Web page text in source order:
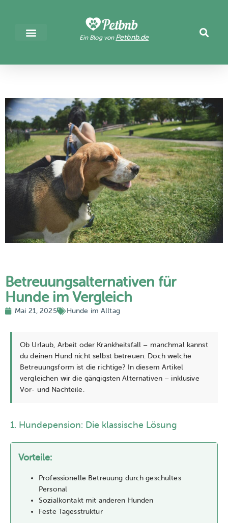
Ein Blog von Petbnb.de
Betreuungsalternativen für
Hunde im Vergleich
Mai 21, 2025 Hunde im Alltag
Ob Urlaub, Arbeit oder Krankheitsfall – manchmal kannst
du deinen Hund nicht selbst betreuen. Doch welche
Betreuungsform ist die richtige? In diesem Artikel
vergleichen wir die gängigsten Alternativen – inklusive
Vor- und Nachteile.
1. Hundepension: Die klassische Lösung
Vorteile:
Professionelle Betreuung durch geschultes
Personal
Sozialkontakt mit anderen Hunden
Feste Tagesstruktur